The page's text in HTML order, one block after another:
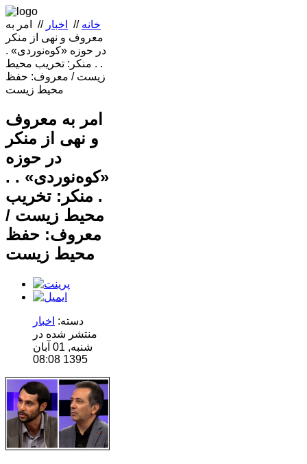
خانه // اخبار //
امر به
معروف و نهی از منکر
در حوزه «کوه‌نوردی» .
. . منکر: تخریب محیط
زیست / معروف: حفظ
محیط زیست
امر به معروف
و نهی از منکر
در حوزه
«کوه‌نوردی» . .
. منکر: تخریب
محیط زیست /
معروف: حفظ
محیط زیست
دسته: اخبار
منتشر شده در
شنبه, 01 آبان
1395 08:08